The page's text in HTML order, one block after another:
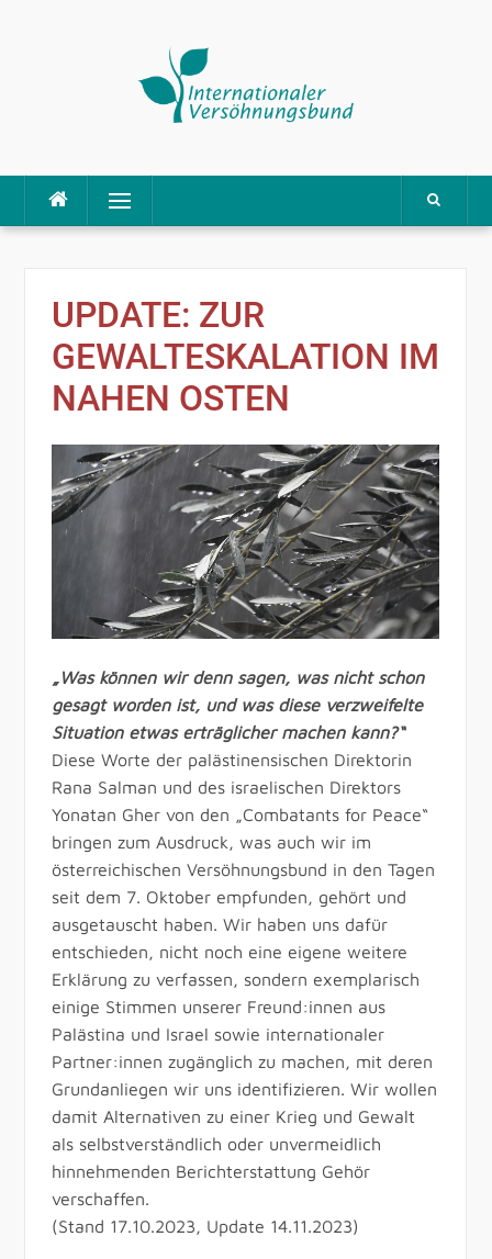
Inhalt
Menü
UPDATE: ZUR
GEWALTESKALATION IM
NAHEN OSTEN
„Was können wir denn sagen, was nicht schon
gesagt worden ist, und was diese verzweifelte
Situation etwas erträglicher machen kann?“
Diese Worte der palästinensischen Direktorin
Rana Salman und des israelischen Direktors
Yonatan Gher von den „Combatants for Peace“
bringen zum Ausdruck, was auch wir im
österreichischen Versöhnungsbund in den Tagen
seit dem 7. Oktober empfunden, gehört und
ausgetauscht haben. Wir haben uns dafür
entschieden, nicht noch eine eigene weitere
Erklärung zu verfassen, sondern exemplarisch
einige Stimmen unserer Freund:innen aus
Palästina und Israel sowie internationaler
Partner:innen zugänglich zu machen, mit deren
Grundanliegen wir uns identifizieren. Wir wollen
damit Alternativen zu einer Krieg und Gewalt
als selbstverständlich oder unvermeidlich
hinnehmenden Berichterstattung Gehör
verschaffen.
(Stand 17.10.2023, Update 14.11.2023)